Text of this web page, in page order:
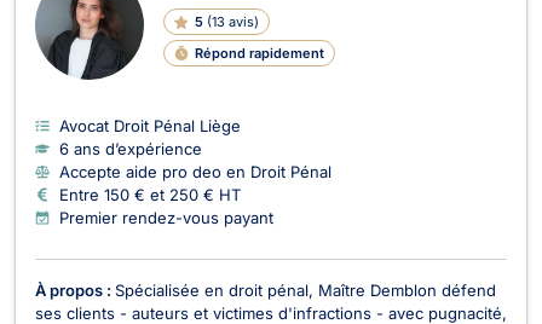
5 (13 avis)
Répond rapidement
Avocat Droit Pénal Liège
6 ans d’expérience
Accepte aide pro deo en Droit Pénal
Entre 150 € et 250 € HT
Premier rendez-vous payant
À propos : Spécialisée en droit pénal, Maître Demblon défend
ses clients - auteurs et victimes d'infractions - avec pugnacité,